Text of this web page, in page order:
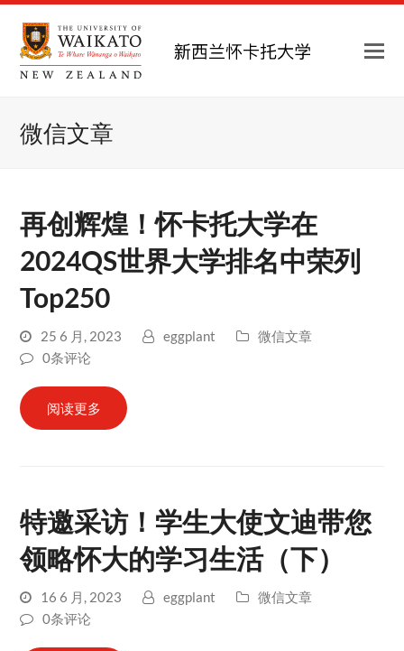
微信文章
再创辉煌！怀卡托大学在
2024QS世界大学排名中荣列
Top250
25 6 月, 2023 eggplant
微信文章
0条评论
阅读更多
特邀采访！学生大使文迪带您
领略怀大的学习生活（下）
16 6 月, 2023 eggplant
微信文章
0条评论